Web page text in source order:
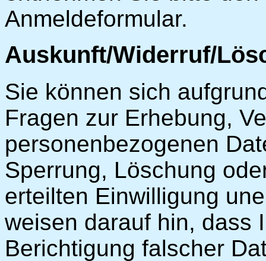
Anmeldeformular.
Auskunft/Widerruf/
Sie können sich
Fragen zur Erhebung,
personenbezogenen
Sperrung, Löschung
erteilten Einwilligung
weisen darauf hin, dass
Berichtigung falscher